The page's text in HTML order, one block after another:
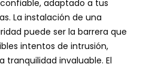
adaptado a tus
La instalación de una
puede ser la barrera que
intentos de intrusión,
tranquilidad invaluable. El